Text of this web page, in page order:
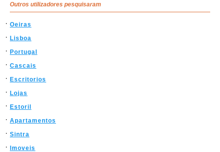
Outros utilizadores pesquisaram
Oeiras
Lisboa
Portugal
Cascais
Escritorios
Lojas
Estoril
Apartamentos
Sintra
Imoveis